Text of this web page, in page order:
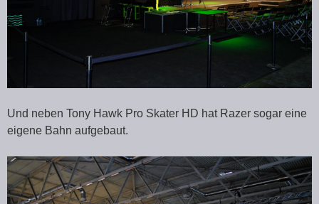
Und neben Tony Hawk Pro Skater HD hat Razer sogar eine
eigene Bahn aufgebaut.